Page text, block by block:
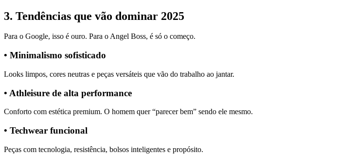
3. Tendências que vão dominar 2025
Para o Google, isso é ouro. Para o Angel Boss, é só o começo.
• Minimalismo sofisticado
Looks limpos, cores neutras e peças versáteis que vão do trabalho ao jantar.
• Athleisure de alta performance
Conforto com estética premium. O homem quer “parecer bem” sendo ele mesmo.
• Techwear funcional
Peças com tecnologia, resistência, bolsos inteligentes e propósito.